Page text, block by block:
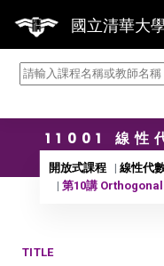
國立清華大
11001 線性
開放式課程
線性代
第10講
TITLE